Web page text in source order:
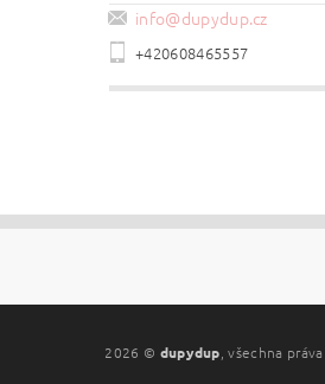
info@dupydup.cz
+420608465557
2026 © dupydup, všechna